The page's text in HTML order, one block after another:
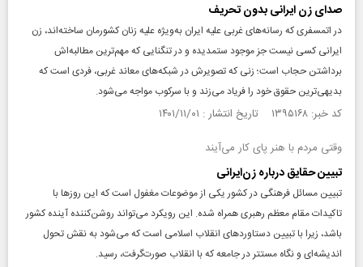
صدای زن ایرانی بدون تحریف
در اتمسفری که رسانه‌های غربی علیه ایران به‌ویژه علیه زنان کشورمان ساخته‌اند، زن
ایرانی کسی نیست جز موجود ستمدیده و در تنگنایی که مهم‌ترین مطالبه‌اش
برداشتن حجاب است؛ زنی که تصویرش در شبکه‌های معاند غربی، فردی است که
بدیهی‌ترین حقوق خود را فریاد می‌زند و با سرکوب مواجه می‌شود.
کد خبر: ۱۳۹۵۱۶۸ تاریخ انتشار : ۱۴۰۱/۱۱/۰۱
وقتی مردم با هنر پای کار می‌آیند
تبیین حقایق درباره زن‌ایرانی
تبیین مسائل فرهنگی در کشور یکی از موضوعات مغفول است که این روزها با
تاکیدات مقام معظم رهبری همراه شده. این رویکرد می‌تواند روشن‌کننده آینده کشور
باشد، زیرا با تبیین دستاوردهای انقلاب اسلامی است که می‌شود به نقش تحول
اندیشه‌ای و نگاه مستتر در جامعه که با انقلاب صورت‌گرفت، رسید.